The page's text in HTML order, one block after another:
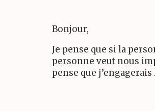
Bonjour,
Je pense que si la
personne veut nous
pense que